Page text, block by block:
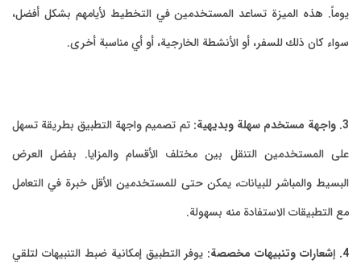
يوماً. هذه الميزة تساعد المستخدمين في التخطيط لأيامهم بشكل أفضل،
سواء كان ذلك للسفر، أو الأنشطة الخارجية، أو أي مناسبة أخرى.
3. واجهة مستخدم سهلة وبديهية:
تم تصميم واجهة التطبيق بطريقة تسهل
على المستخدمين التنقل بين مختلف الأقسام والمزايا. بفضل العرض
البسيط والمباشر للبيانات، يمكن حتى للمستخدمين الأقل خبرة في التعامل
مع التطبيقات الاستفادة منه بسهولة.
4. إشعارات وتنبيهات مخصصة:
يوفر التطبيق إمكانية ضبط التنبيهات لتلقي